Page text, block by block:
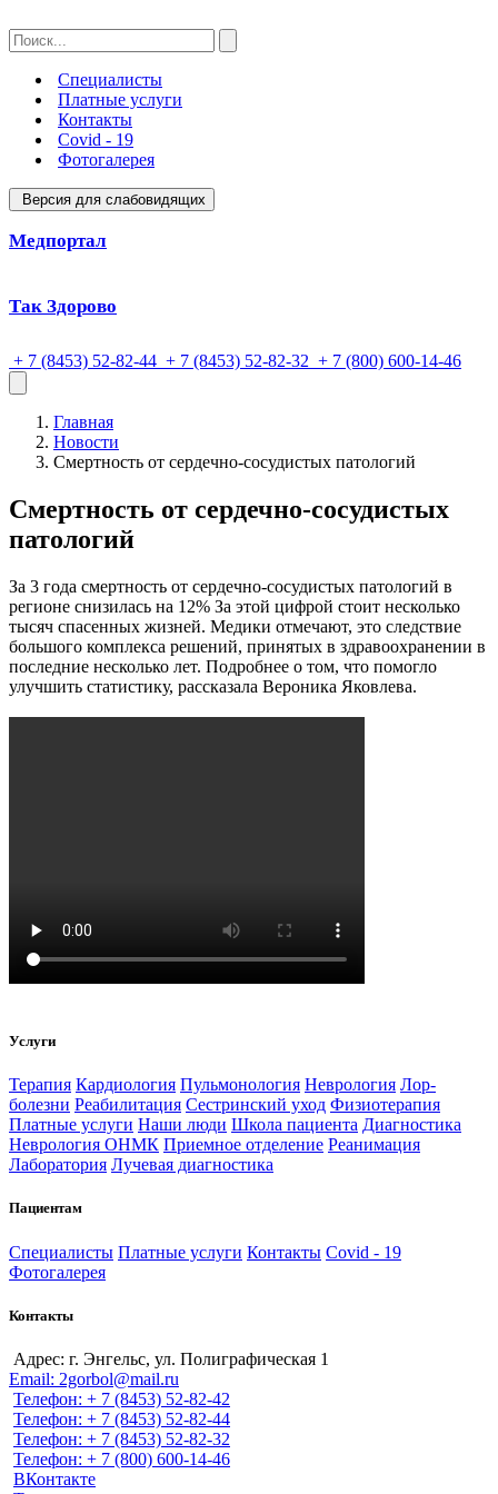
Специалисты
Платные услуги
Контакты
Covid - 19
Фотогалерея
Версия для слабовидящих
Медпортал
Так Здорово
+ 7 (8453) 52-82-44 + 7 (8453) 52-82-32 + 7 (800) 600-14-46
Главная
Новости
Смертность от сердечно-сосудистых патологий
Смертность от сердечно-сосудистых
патологий
За 3 года смертность от сердечно-сосудистых патологий в
регионе снизилась на 12% За этой цифрой стоит несколько
тысяч спасенных жизней. Медики отмечают, это следствие
большого комплекса решений, принятых в здравоохранении в
последние несколько лет. Подробнее о том, что помогло
улучшить статистику, рассказала Вероника Яковлева.
Услуги
Терапия Кардиология Пульмонология Неврология Лор-
болезни Реабилитация Сестринский уход Физиотерапия
Платные услуги Наши люди Школа пациента Диагностика
Неврология ОНМК Приемное отделение Реанимация
Лаборатория Лучевая диагностика
Пациентам
Специалисты Платные услуги Контакты Covid - 19
Фотогалерея
Контакты
Адрес: г. Энгельс, ул. Полиграфическая 1
Email: 2gorbol@mail.ru
Телефон: + 7 (8453) 52-82-42
Телефон: + 7 (8453) 52-82-44
Телефон: + 7 (8453) 52-82-32
Телефон: + 7 (800) 600-14-46
ВКонтакте